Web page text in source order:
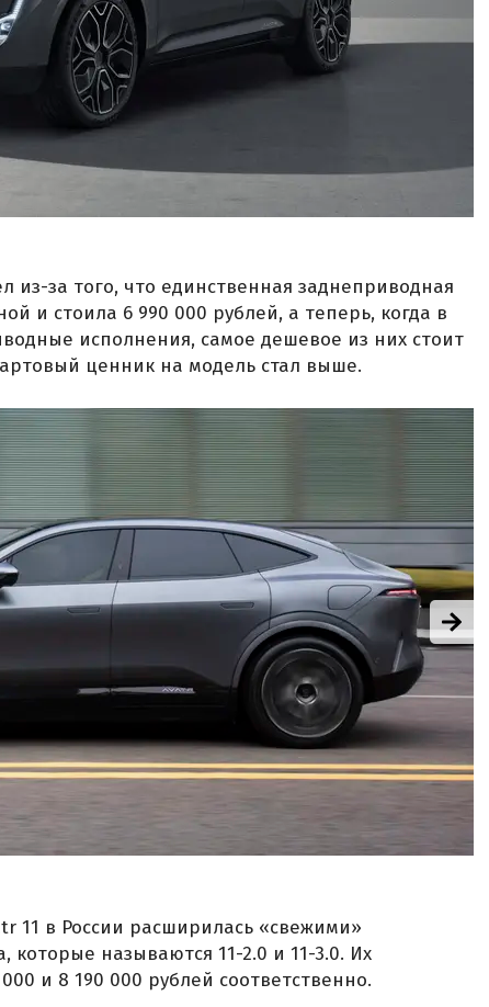
за того, что единственная заднеприводная
и стоила 6 990 000 рублей, а теперь, когда в
исполнения, самое дешевое из них стоит
ценник на модель стал выше.
11 в России расширилась «свежими»
которые называются 11-2.0 и 11-3.0. Их
и 8 190 000 рублей соответственно.